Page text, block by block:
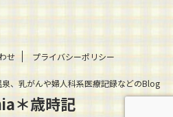
せ プライバシーポリシー
、乳がんや婦人科系医療記録などのBlog
＊歳時記